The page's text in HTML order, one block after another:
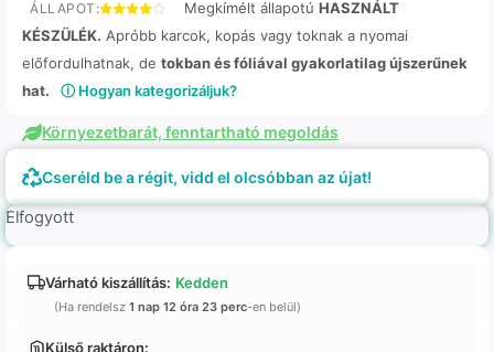
ÁLLAPOT: Megkímélt állapotú HASZNÁLT
KÉSZÜLÉK. Apróbb karcok, kopás vagy toknak a nyomai
előfordulhatnak, de tokban és fóliával gyakorlatilag újszerűnek
hat.
ⓘ Hogyan kategorizáljuk?
Környezetbarát, fenntartható megoldás
Cseréld be a régit, vidd el olcsóbban az újat!
Elfogyott
Várható kiszállítás: Kedden
(Ha rendelsz 1 nap 12 óra 23 perc-en belül)
Külső raktáron: